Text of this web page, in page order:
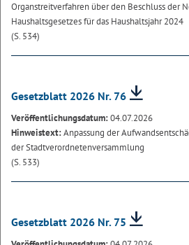
Organstreitverfahren über den Beschluss der
Haushaltsgesetzes für das Haushaltsjahr 2024
(S. 534)
Gesetzblatt 2026 Nr. 76
Veröffentlichungsdatum:04.07.2026
Hinweistext:Anpassung der
der Stadtverordnetenversammlung
(S. 533)
Gesetzblatt 2026 Nr. 75